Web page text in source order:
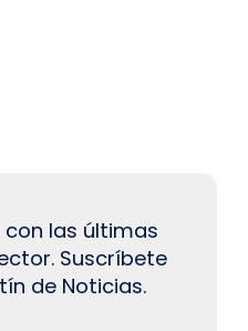
las últimas
Suscríbete
de Noticias.